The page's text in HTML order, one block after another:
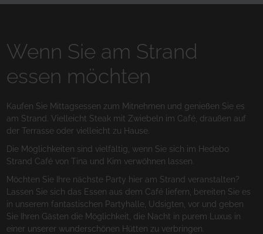
Wenn Sie am Strand
essen möchten
Kaufen Sie Mittagsessen zum Mitnehmen und genießen Sie es
am Strand. Vielleicht Steak mit Zwiebeln im Café, draußen auf
der Terrasse oder vielleicht zu Hause.
Die Möglichkeiten sind vielfältig, wenn Sie sich im Hedebo
Strand Café von Tina und Kim verwöhnen lassen.
Möchten Sie Ihre nächste Party hier am Strand veranstalten?
Lassen Sie sich das Essen aus dem Café liefern, bereiten Sie es
in unserem fantastischen Partyhalle, Udsigten, vor und geben
Sie Ihren Gästen die Möglichkeit, die Nacht in purem Luxus in
einer unserer wunderschönen Hütten zu verbringen.